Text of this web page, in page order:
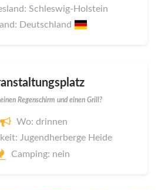
Schleswig-Holstein
Deutschland
Regenschirm und einen Grill?
Wo: drinnen
Jugendherberge Heide
Camping: nein